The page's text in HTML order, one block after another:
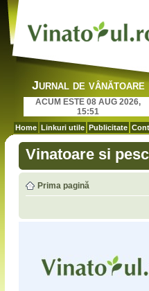
Jurnal de vânătoare
ACUM ESTE 08 AUG 2026,
15:51
Home Linkuri utile Publicitate
Vinatoare si
Prima pagină